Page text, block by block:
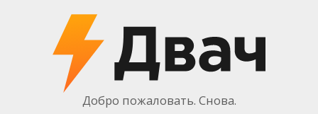
Добро пожаловать. Снова.